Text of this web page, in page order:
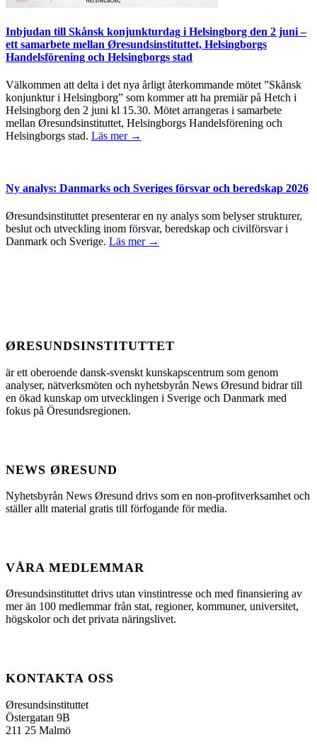
Inbjudan till Skånsk konjunkturdag i Helsingborg den 2 juni –
ett samarbete mellan Øresundsinstituttet, Helsingborgs
Handelsförening och Helsingborgs stad
Välkommen att delta i det nya årligt återkommande mötet ”Skånsk
konjunktur i Helsingborg” som kommer att ha premiär på Hetch i
Helsingborg den 2 juni kl 15.30. Mötet arrangeras i samarbete
mellan Øresundsinstituttet, Helsingborgs Handelsförening och
Helsingborgs stad. Läs mer →
Ny analys: Danmarks och Sveriges försvar och beredskap 2026
Øresundsinstituttet presenterar en ny analys som belyser strukturer,
beslut och utveckling inom försvar, beredskap och civilförsvar i
Danmark och Sverige. Läs mer →
ØRESUNDSINSTITUTTET
är ett oberoende dansk-svenskt kunskapscentrum som genom
analyser, nätverksmöten och nyhetsbyrån News Øresund bidrar till
en ökad kunskap om utvecklingen i Sverige och Danmark med
fokus på Öresundsregionen.
NEWS ØRESUND
Nyhetsbyrån News Øresund drivs som en non-profitverksamhet och
ställer allt material gratis till förfogande för media.
VÅRA MEDLEMMAR
Øresundsinstituttet drivs utan vinst­intresse och med finansiering av
mer än 100 medlemmar från stat, regioner, kommuner, universitet,
högskolor och det privata näringslivet.
KONTAKTA OSS
Øresundsinstituttet
Östergatan 9B
211 25 Malmö